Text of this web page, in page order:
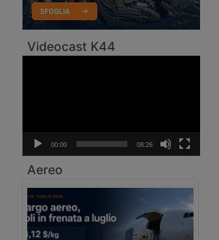
Videocast K44
00:00 08:26
Aereo